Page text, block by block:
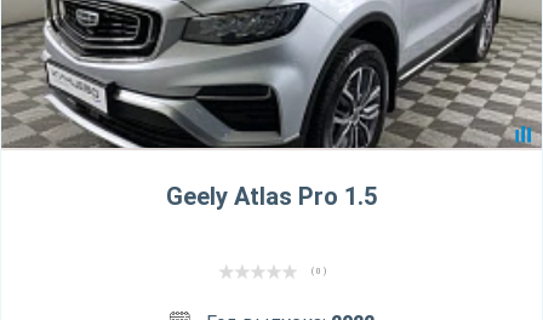
Geely Atlas Pro 1.5
( 0 )